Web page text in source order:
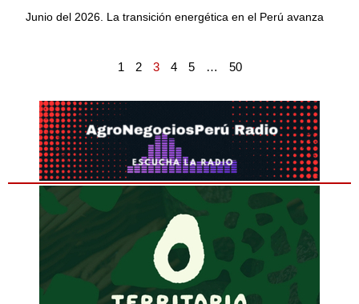
Junio del 2026. La transición energética en el Perú avanza
1 2 3 4 5 … 50